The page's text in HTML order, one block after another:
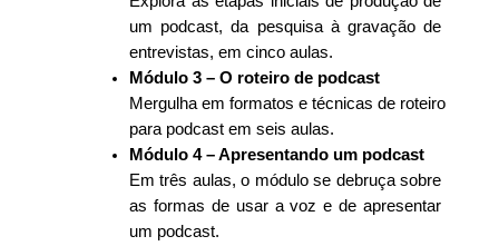
um podcast, da pesquisa à gravação de
entrevistas, em cinco aulas.
Módulo 3 – O roteiro de podcast
Mergulha em formatos e técnicas de roteiro
para podcast em seis aulas.
Módulo 4 – Apresentando um podcast
Em três aulas, o módulo se debruça sobre
as formas de usar a voz e de apresentar
um podcast.